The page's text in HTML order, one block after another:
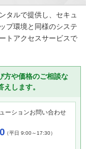
タルで提供し、セキュ
プ環境と同様のシステ
トアクセスサービスで
方や価格のご相談な
します。
ーションお問い合わせ
（平日 9:00～17:30）